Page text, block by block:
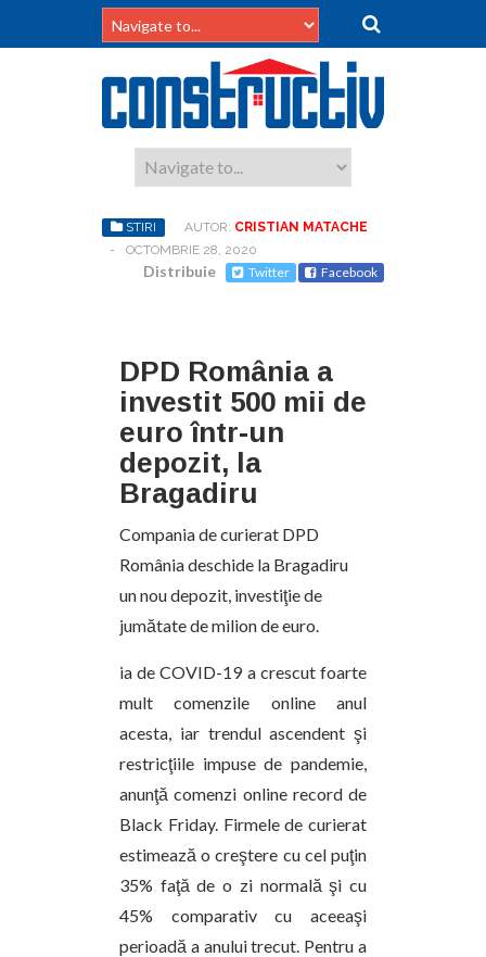
STIRI AUTOR: CRISTIAN MATACHE
-
OCTOMBRIE 28, 2020
Distribuie Twitter Facebook
DPD România a
investit 500 mii de
euro într-un
depozit, la
Bragadiru
Compania de curierat DPD
România deschide la Bragadiru
un nou depozit, investiţie de
jumătate de milion de euro.
ia de COVID-19 a crescut foarte
mult comenzile online anul
acesta, iar trendul ascendent şi
restricţiile impuse de pandemie,
anunţă comenzi online record de
Black Friday. Firmele de curierat
estimează o creştere cu cel puţin
35% faţă de o zi normală şi cu
45% comparativ cu aceeaşi
perioadă a anului trecut. Pentru a